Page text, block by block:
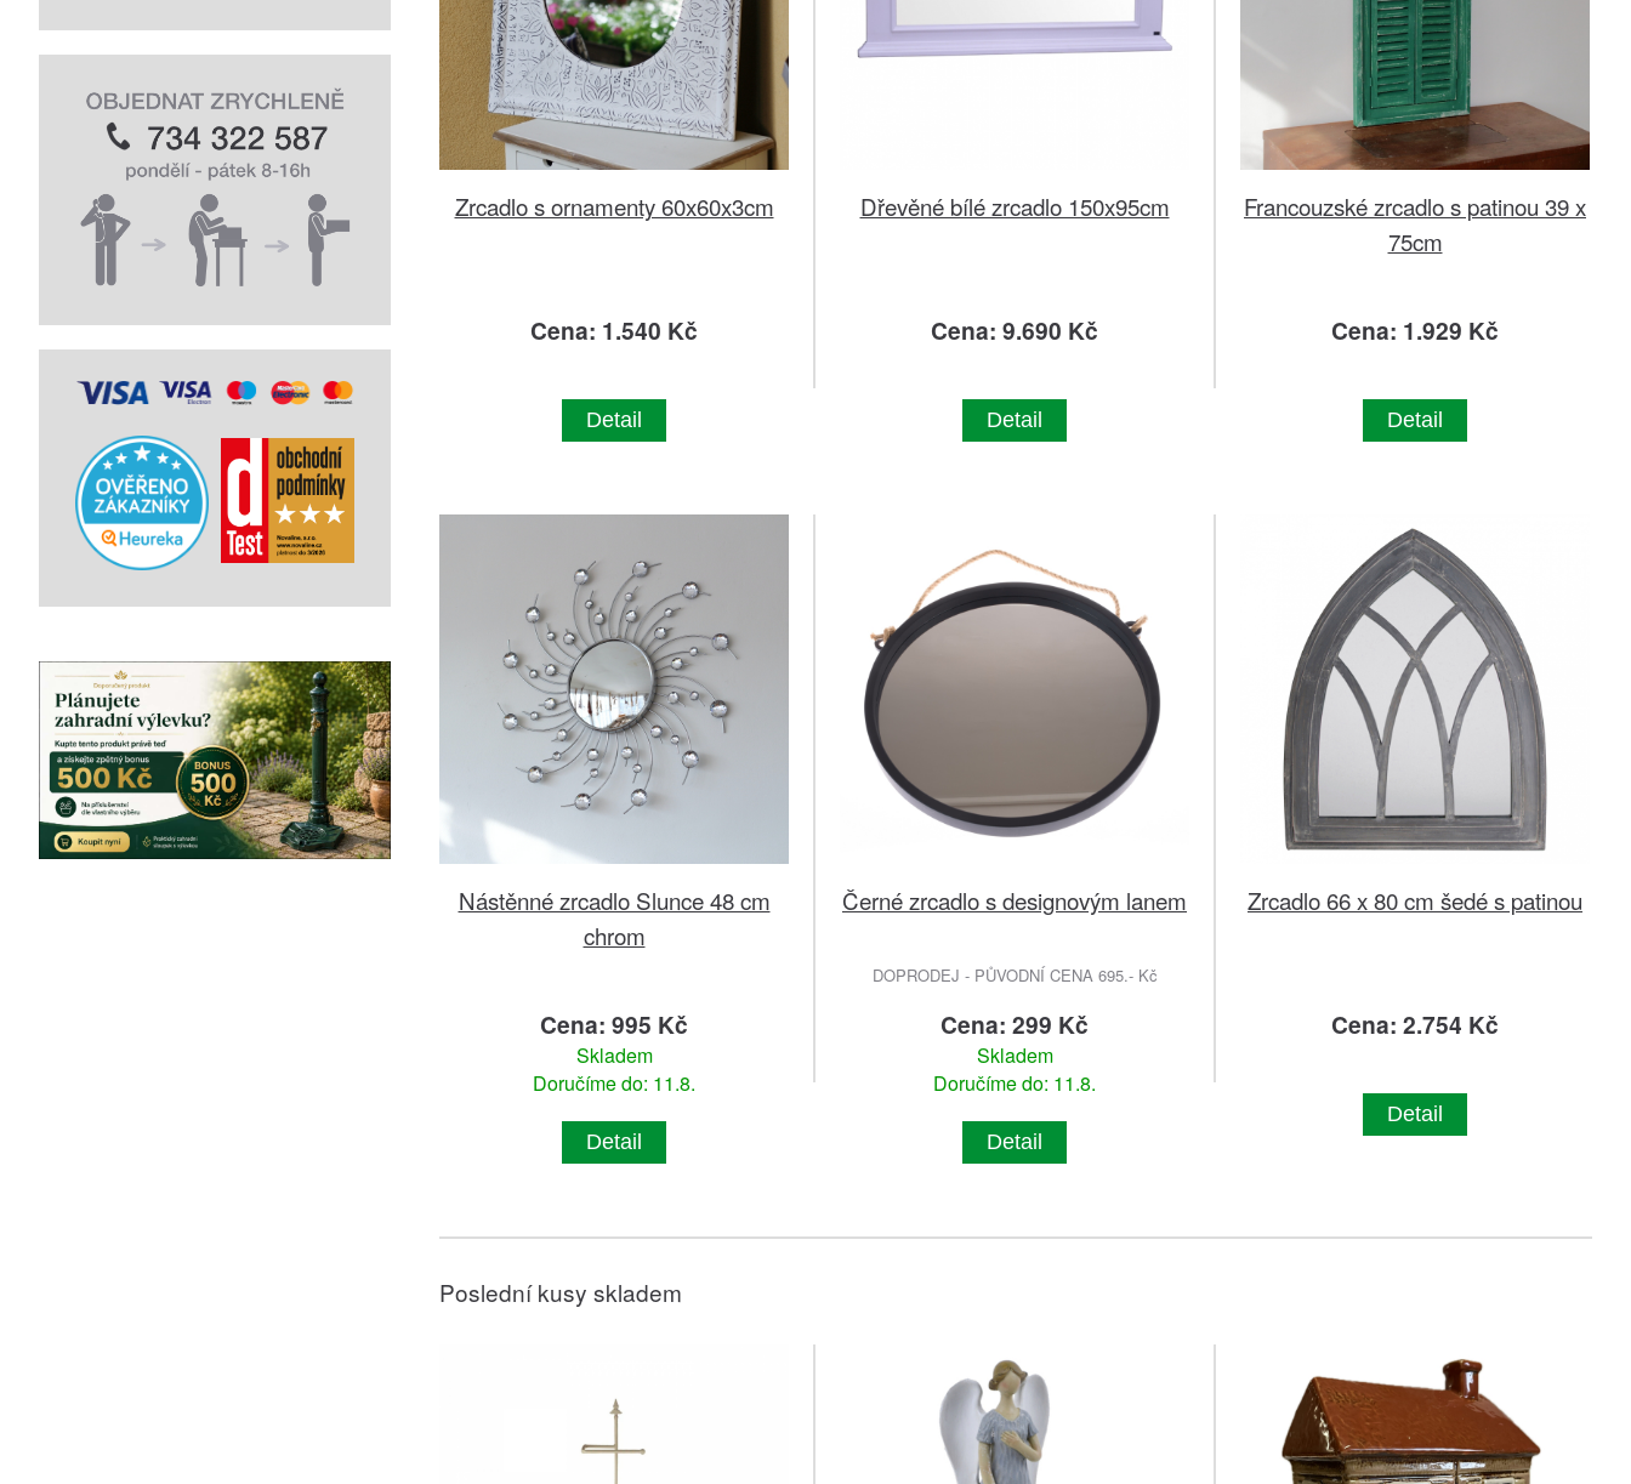
Zrcadlo s ornamenty 60x60x3cm
Cena: 1.540 Kč
Detail
Dřevěné bílé zrcadlo 150x95cm
Cena: 9.690 Kč
Detail
Francouzské zrcadlo s patinou 39 x
75cm
Cena: 1.929 Kč
Detail
Nástěnné zrcadlo Slunce 48 cm
chrom
Cena: 995 Kč
Skladem
Doručíme do: 11.8.
Detail
Černé zrcadlo s designovým lanem
DOPRODEJ - PŮVODNÍ CENA 695.- Kč
Cena: 299 Kč
Skladem
Doručíme do: 11.8.
Detail
Zrcadlo 66 x 80 cm šedé s patinou
Cena: 2.754 Kč
Detail
Poslední kusy skladem